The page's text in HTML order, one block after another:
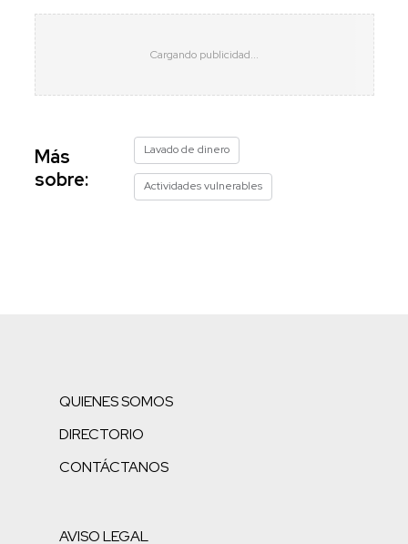
Más
sobre:
Lavado de dinero
Actividades vulnerables
QUIENES SOMOS
DIRECTORIO
CONTÁCTANOS
AVISO LEGAL